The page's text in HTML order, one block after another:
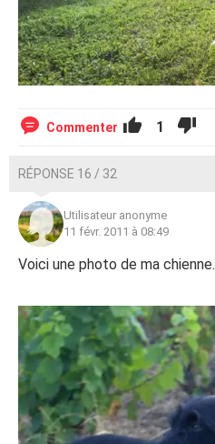
Commenter 1
RÉPONSE 16 / 32
Utilisateur anonyme
11 févr. 2011 à 08:49
Voici une photo de ma chienne.